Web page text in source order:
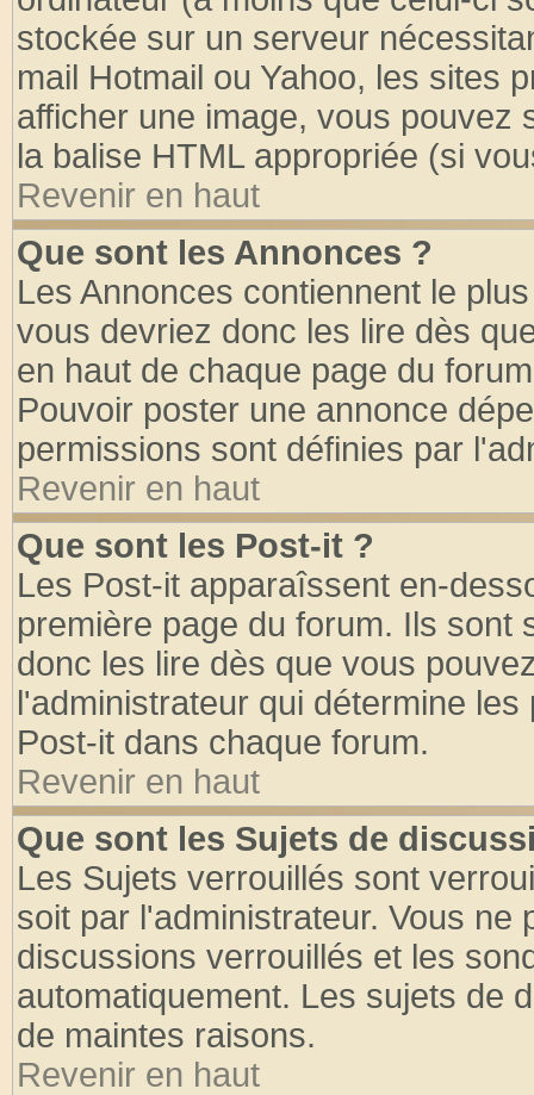
stockée sur un serveur
mail Hotmail ou Yahoo, les sites
afficher une image, vous pouvez
la balise HTML appropriée (si
Revenir en haut
Que sont les Annonces ?
Les Annonces contiennent le
vous devriez donc les lire dès
en haut de chaque page du
Pouvoir poster une annonce
permissions sont définies par
Revenir en haut
Que sont les Post-it ?
Les Post-it apparaîssent en-
première page du forum. Ils
donc les lire dès que vous
l'administrateur qui détermine
Post-it dans chaque forum.
Revenir en haut
Que sont les Sujets de
Les Sujets verrouillés sont
soit par l'administrateur. Vous
discussions verrouillés et les
automatiquement. Les sujets de
de maintes raisons.
Revenir en haut